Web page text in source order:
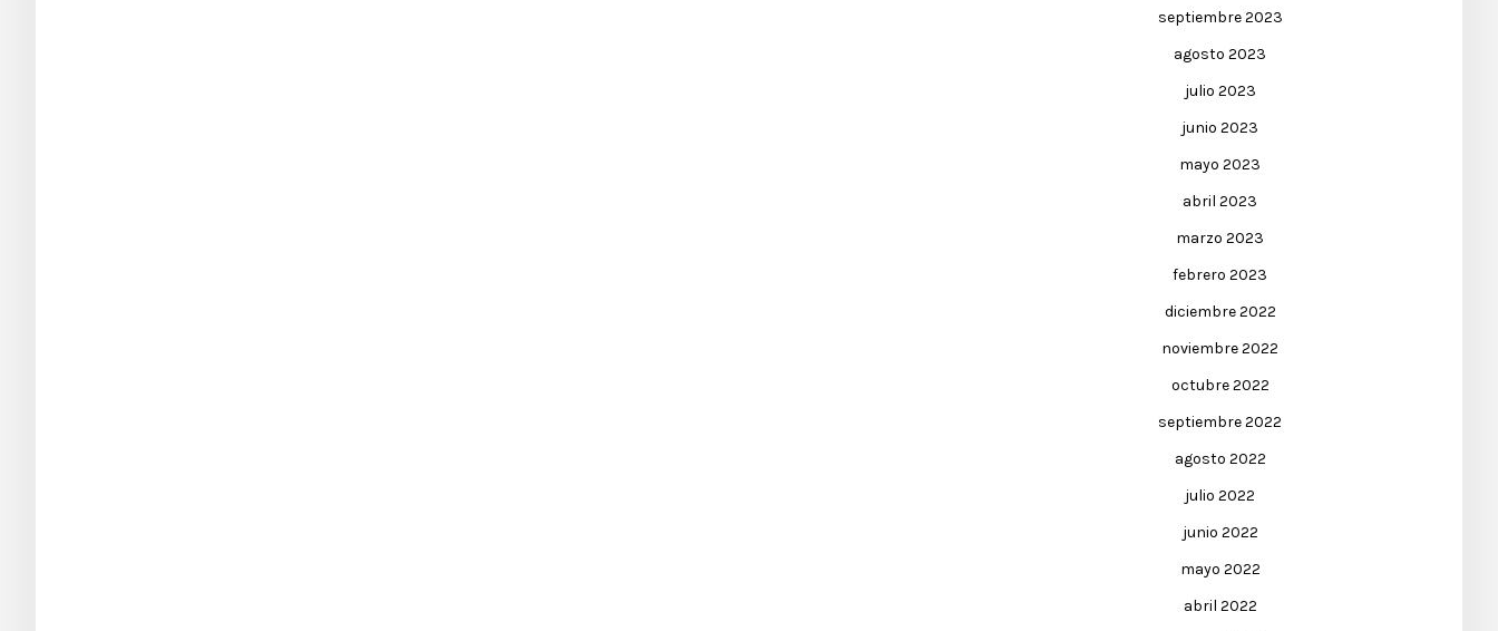
septiembre 2023
agosto 2023
julio 2023
junio 2023
mayo 2023
abril 2023
marzo 2023
febrero 2023
diciembre 2022
noviembre 2022
octubre 2022
septiembre 2022
agosto 2022
julio 2022
junio 2022
mayo 2022
abril 2022